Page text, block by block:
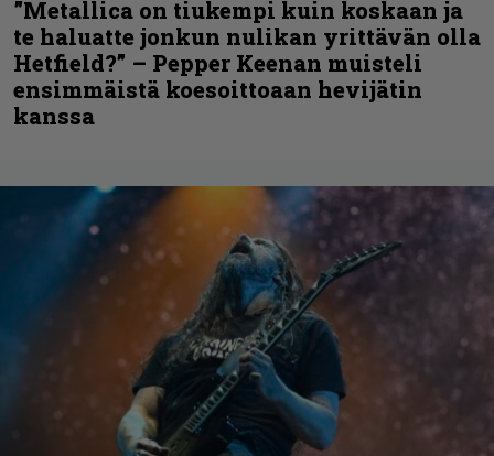
”Metallica on tiukempi kuin koskaan ja
te haluatte jonkun nulikan yrittävän olla
Hetfield?” – Pepper Keenan muisteli
ensimmäistä koesoittoaan hevijätin
kanssa